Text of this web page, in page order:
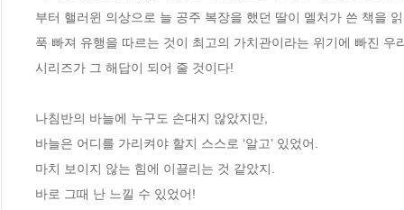
부터 핼러윈 의상으로 늘 공주 복장을 했던 딸이 멜처가 쓴 책을
푹 빠져 유행을 따르는 것이 최고의 가치관이라는 위기에 빠진
시리즈가 그 해답이 되어 줄 것이다!
나침반의 바늘에 누구도 손대지 않았지만,
바늘은 어디를 가리켜야 할지 스스로 ‘알고’ 있었어.
마치 보이지 않는 힘에 이끌리는 것 같았지.
바로 그때 난 느낄 수 있었어!